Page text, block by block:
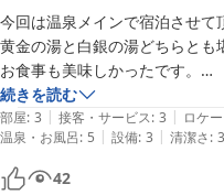
伊香保温泉 ホテル天坊
2026-07-31
今回は温泉メインで宿泊させて
黄金の湯と白銀の湯どちらとも
お食事も美味しかったです。
お部屋もおまかせだったのです
続きを読む
部屋: 3 | 接客・サービス: 3 | ロケ
温泉・お風呂: 5 | 設備: 3 | 清潔さ: 3
42